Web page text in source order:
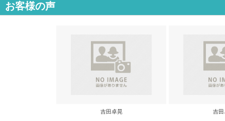
お客様の声
吉田卓晃 吉田